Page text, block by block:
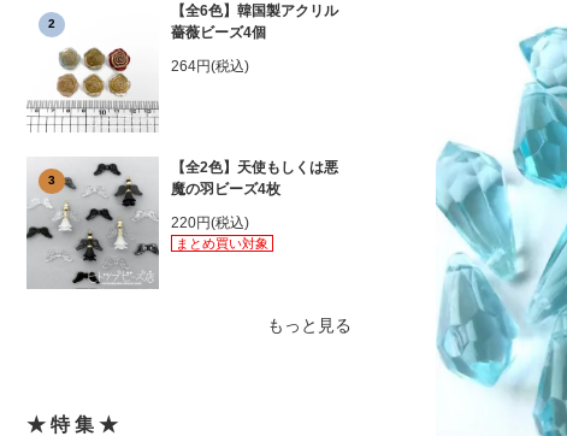
2
【全6色】韓国製アクリル
薔薇ビーズ4個
264円(税込)
3
【全2色】天使もしくは悪
魔の羽ビーズ4枚
220円(税込)
まとめ買い対象
もっと見る
★ 特 集 ★